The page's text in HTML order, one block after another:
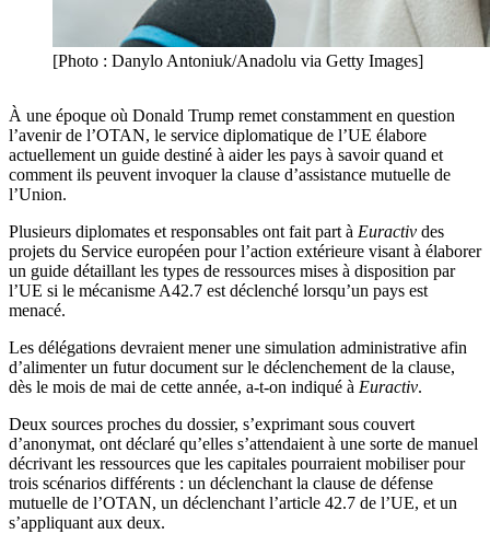
[Photo : Danylo Antoniuk/Anadolu via Getty Images]
À une époque où Donald Trump remet constamment en question
l’avenir de l’OTAN, le service diplomatique de l’UE élabore
actuellement un guide destiné à aider les pays à savoir quand et
comment ils peuvent invoquer la clause d’assistance mutuelle de
l’Union.
Plusieurs diplomates et responsables ont fait part à Euractiv des
projets du Service européen pour l’action extérieure visant à élaborer
un guide détaillant les types de ressources mises à disposition par
l’UE si le mécanisme A42.7 est déclenché lorsqu’un pays est
menacé.
Les délégations devraient mener une simulation administrative afin
d’alimenter un futur document sur le déclenchement de la clause,
dès le mois de mai de cette année, a-t-on indiqué à Euractiv.
Deux sources proches du dossier, s’exprimant sous couvert
d’anonymat, ont déclaré qu’elles s’attendaient à une sorte de manuel
décrivant les ressources que les capitales pourraient mobiliser pour
trois scénarios différents : un déclenchant la clause de défense
mutuelle de l’OTAN, un déclenchant l’article 42.7 de l’UE, et un
s’appliquant aux deux.